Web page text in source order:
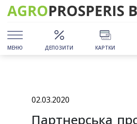
МЕНЮ ДЕПОЗИТИ КАРТКИ
02.03.2020
Партнерська